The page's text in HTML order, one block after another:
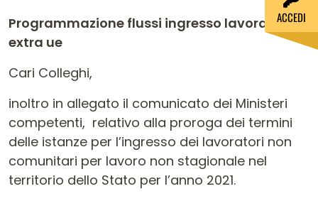
Programmazione flussi ingresso lavoratori
extra ue
Cari Colleghi,
inoltro in allegato il comunicato dei Ministeri
competenti, relativo alla proroga dei termini
delle istanze per l’ingresso dei lavoratori non
comunitari per lavoro non stagionale nel
territorio dello Stato per l’anno 2021.
ACCEDI